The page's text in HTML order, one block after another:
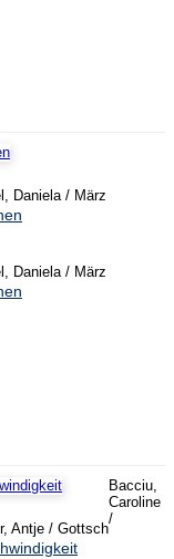
Daniela / März
Daniela / März
Antje / Gottsch
Bacciu,
Caroline
/